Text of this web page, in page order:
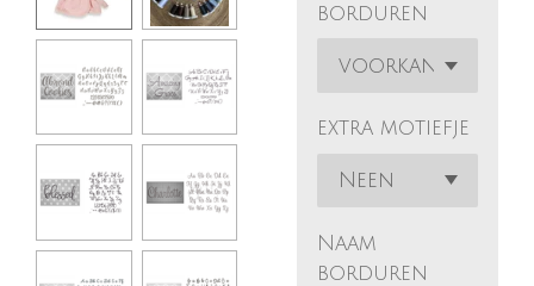
borduren
extra motiefje
Naam
borduren